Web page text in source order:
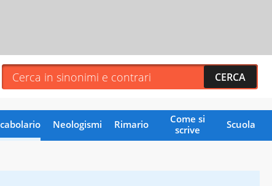
Neologismi Rimario
Come si
scrive
Scuola